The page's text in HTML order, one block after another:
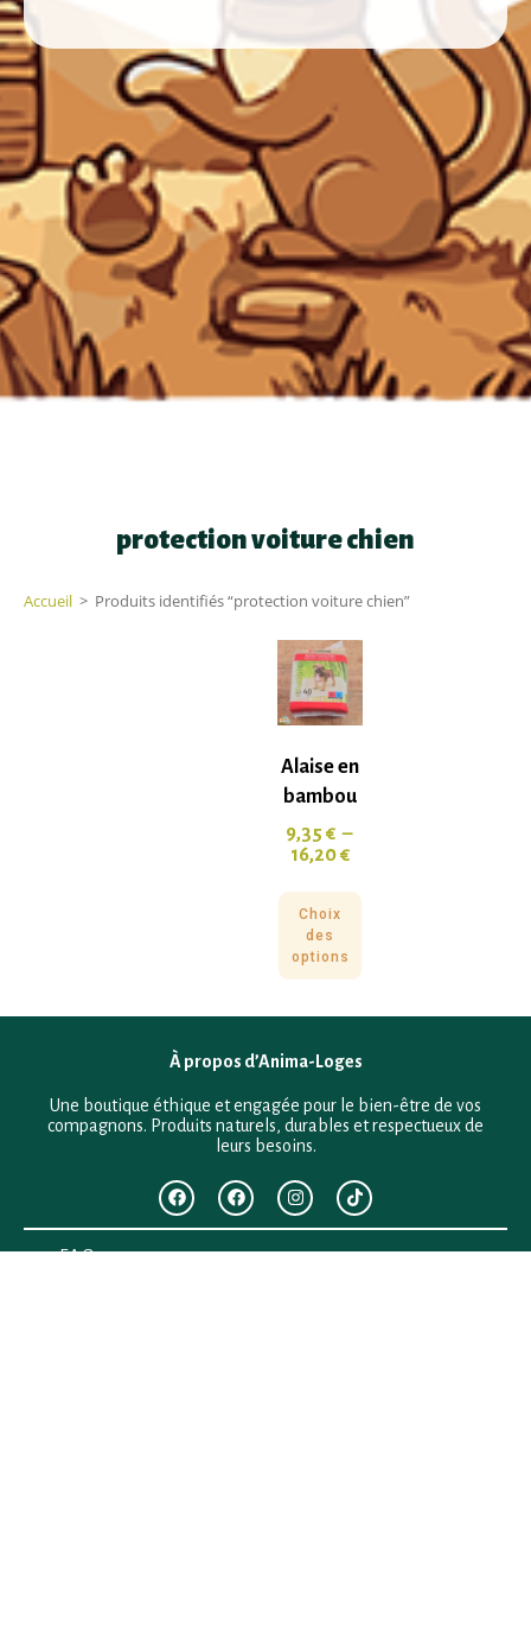
protection voiture chien
Accueil > Produits identifiés “protection voiture chien”
Alaise en
bambou
9,35 € –
16,20€
Choix
des
options
À propos d’Anima-Loges
Une boutique éthique et engagée pour le bien-être de vos
compagnons. Produits naturels, durables et respectueux de
leurs besoins.
F.A.Q